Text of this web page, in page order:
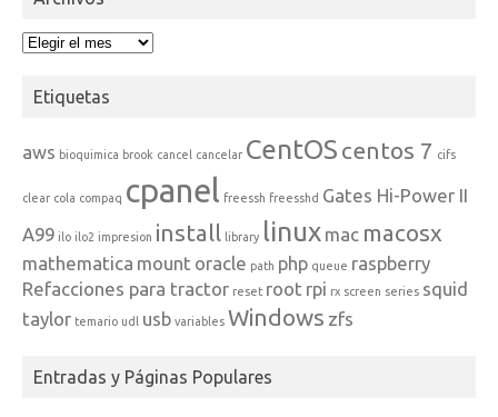
Archivos
Etiquetas
aws bioquimica brook cancel cancelar CentOS centos 7 cifs
clear cola compaq cpanel freessh freesshd Gates Hi-Power II
A99 ilo ilo2 impresion install library linux mac macosx
mathematica mount oracle path php queue raspberry
Refacciones para tractor reset root rpi rx screen series squid
taylor temario udl usb variables Windows zfs
Entradas y Páginas Populares